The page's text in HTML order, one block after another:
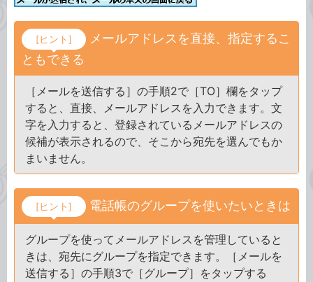
[ヒント]
メールアドレスを直接、指定するこ
ともできる
［メールを送信する］の手順2で［TO］欄をタップ
すると、直接、メールアドレスを入力できます。文
字を入力すると、登録されているメールアドレスの
候補が表示されるので、そこから宛先を選んでもか
まいません。
[ヒント] 電話帳のグループを使いたいときは
グループを使ってメールアドレスを管理していると
きは、宛先にグループを指定できます。［メールを
送信する］の手順3で［グループ］をタップする